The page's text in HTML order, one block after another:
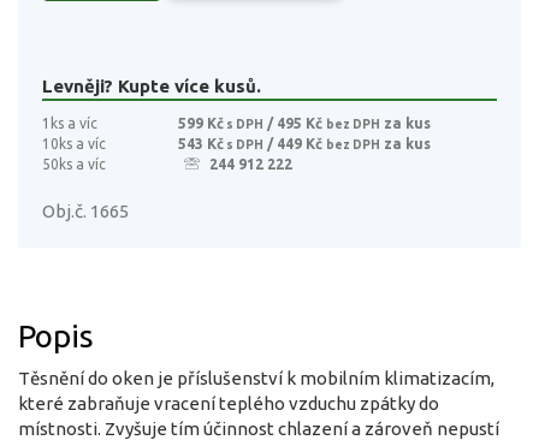
Levněji? Kupte více kusů.
1ks a víc 599 Kč s DPH / 495 Kč bez DPH za kus
10ks a víc
543 Kč s DPH / 449 Kč bez DPH za kus
50ks a víc
244 912 222
Obj.č. 1665
Popis
Těsnění do oken je příslušenství k mobilním klimatizacím,
které zabraňuje vracení teplého vzduchu zpátky do
místnosti. Zvyšuje tím účinnost chlazení a zároveň nepustí